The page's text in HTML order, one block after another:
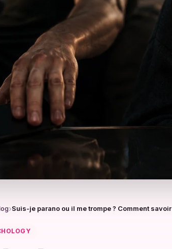
Suis-je parano ou il me trompe ? Comment savoir